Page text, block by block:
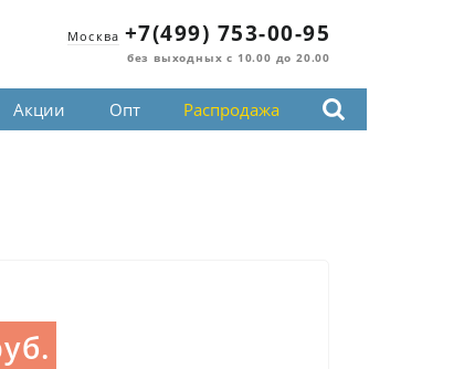
Москва +7(499) 753-00-95
без выходных с 10.00 до 20.00
Акции Опт Распродажа